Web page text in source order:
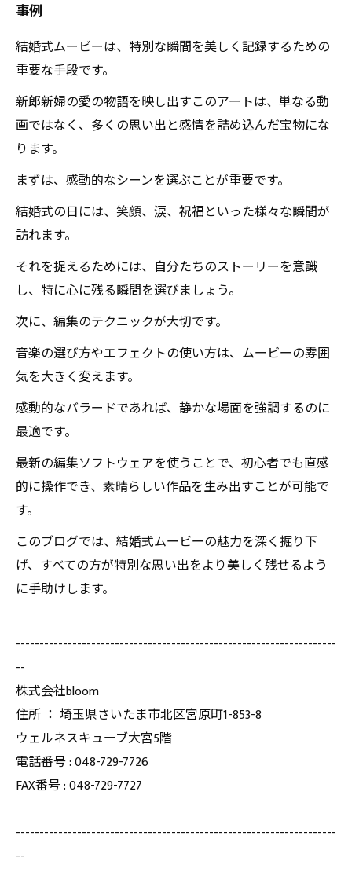
事例
結婚式ムービーは、特別な瞬間を美しく記録するための
重要な手段です。
新郎新婦の愛の物語を映し出すこのアートは、単なる動
画ではなく、多くの思い出と感情を詰め込んだ宝物にな
ります。
まずは、感動的なシーンを選ぶことが重要です。
結婚式の日には、笑顔、涙、祝福といった様々な瞬間が
訪れます。
それを捉えるためには、自分たちのストーリーを意識
し、特に心に残る瞬間を選びましょう。
次に、編集のテクニックが大切です。
音楽の選び方やエフェクトの使い方は、ムービーの雰囲
気を大きく変えます。
感動的なバラードであれば、静かな場面を強調するのに
最適です。
最新の編集ソフトウェアを使うことで、初心者でも直感
的に操作でき、素晴らしい作品を生み出すことが可能で
す。
このブログでは、結婚式ムービーの魅力を深く掘り下
げ、すべての方が特別な思い出をより美しく残せるよう
に手助けします。
--------------------------------------------------------------------
--
株式会社bloom
住所 ： 埼玉県さいたま市北区宮原町1-853-8
ウェルネスキューブ大宮5階
電話番号 : 048-729-7726
FAX番号 : 048-729-7727
--------------------------------------------------------------------
--